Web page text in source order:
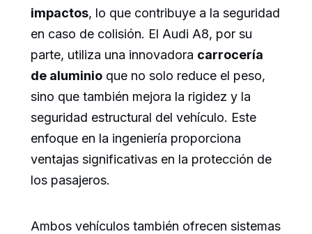
impactos, lo que contribuye a la seguridad
en caso de colisión. El Audi A8, por su
parte, utiliza una innovadora carrocería
de aluminio que no solo reduce el peso,
sino que también mejora la rigidez y la
seguridad estructural del vehículo. Este
enfoque en la ingeniería proporciona
ventajas significativas en la protección de
los pasajeros.
Ambos vehículos también ofrecen sistemas